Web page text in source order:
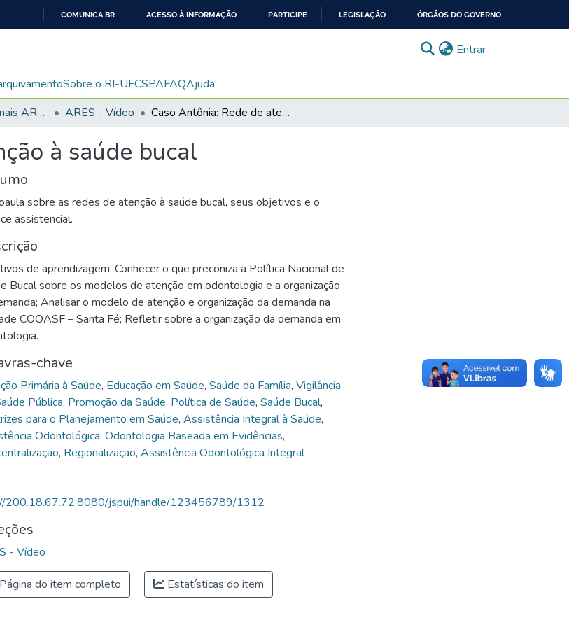
CONTEÚDO
COMUNICA BR ACESSO À INFORMAÇÃO PARTICIPE LEGISLAÇÃO ÓRGÃOS DO GOVERNO
Entrar(current)
Sobre o RI-UFCSPAFAQAjuda
Recursos Educacionais ARES/UNA-SUS ARES - Vídeo Caso Antônia: Rede de atenção à saúde bucal
à saúde bucal
sobre as redes de atenção à saúde bucal, seus objetivos e o
assistencial.
de aprendizagem: Conhecer o que preconiza a Política Nacional de
Bucal sobre os modelos de atenção em odontologia e a organização
Analisar o modelo de atenção e organização da demanda na
COOASF – Santa Fé; Refletir sobre a organização da demanda em
chave
Primária à Saúde, Educação em Saúde, Saúde da Família, Vigilância
Pública, Promoção da Saúde, Política de Saúde, Saúde Bucal,
para o Planejamento em Saúde, Assistência Integral à Saúde,
Odontológica, Odontologia Baseada em Evidências,
, Regionalização, Assistência Odontológica Integral
200.18.67.72:8080/jspui/handle/123456789/1312
- Vídeo
Página do item completo Estatísticas do item